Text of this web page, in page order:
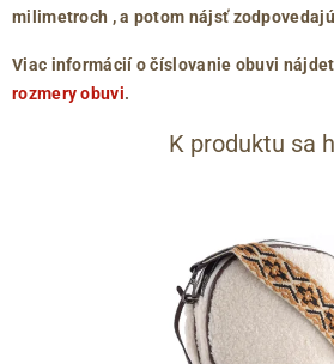
milimetroch , a potom nájsť
Viac informácií o číslovanie obuvi
rozmery obuvi.
K produktu sa